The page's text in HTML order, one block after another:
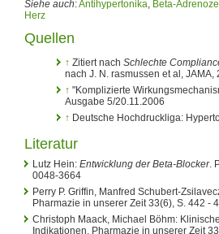
Siehe auch:Antihypertonika Beta-
Herz
Quellen
↑ Zitiert nach Schlechte
nach J. N. rasmussen et al, JAMA,
↑ "Komplizierte
Ausgabe 5/20.11.2006
↑ Deutsche Hochdruckliga:
Literatur
Lutz Hein: Entwicklung der Beta-Blocker.
0048-3664
Perry P. Griffin, Manfred Schubert-
Pharmazie in unserer Zeit 33(6), S. 442 -
Christoph Maack, Michael Böhm:
Indikationen. Pharmazie in unserer Zeit